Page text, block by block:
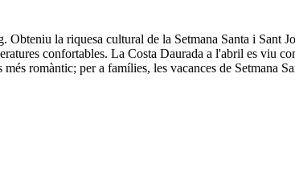
la riquesa cultural de la Setmana Santa i Sant
confortables. La Costa Daurada a l'abril es viu
romàntic; per a famílies, les vacances de Setmana